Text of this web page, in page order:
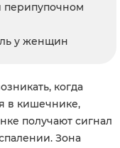
перипупочном
у женщин
когда
в кишечнике,
получают сигнал
Зона